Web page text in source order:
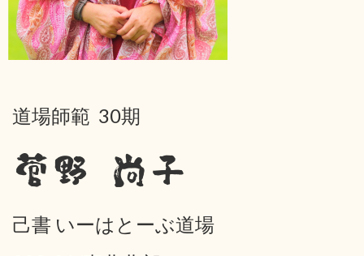
道場師範 30期
菅野 尚子
己書 いーはとーぶ道場